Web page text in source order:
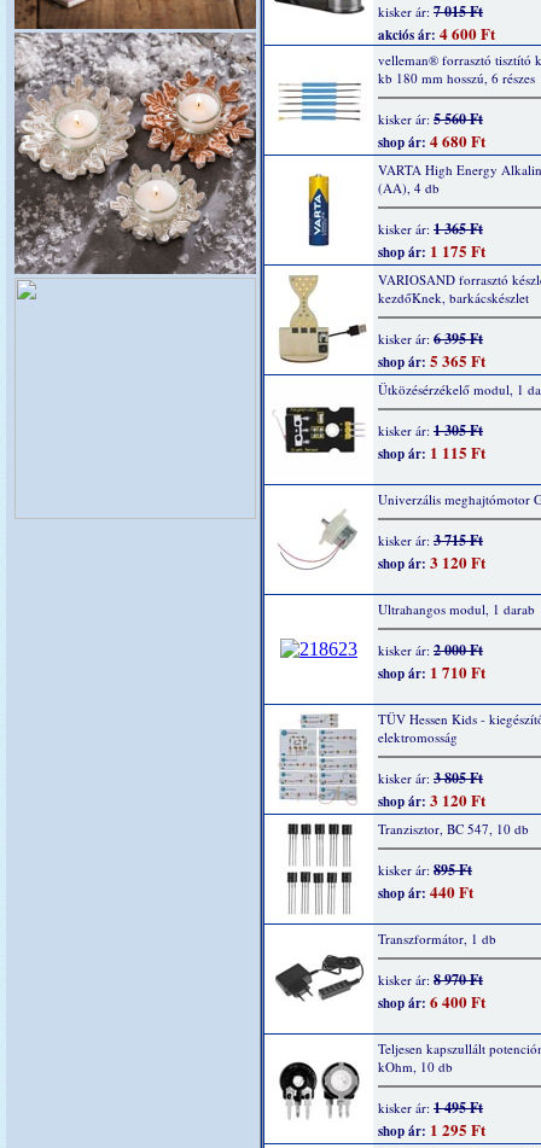
kisker ár: 7 015 Ft
akciós ár: 4 600 Ft
velleman® forrasztó tisztító
kb 180 mm hosszú, 6 részes
kisker ár: 5 560 Ft
shop ár: 4 680 Ft
VARTA High Energy
(AA), 4 db
kisker ár: 1 365 Ft
shop ár: 1 175 Ft
VARIOSAND forrasztó
kezdőKnek, barkácskészlet
kisker ár: 6 395 Ft
shop ár: 5 365 Ft
Ütközésérzékelő modul, 1
kisker ár: 1 305 Ft
shop ár: 1 115 Ft
Univerzális meghajtómotor
kisker ár: 3 715 Ft
shop ár: 3 120 Ft
Ultrahangos modul, 1 darab
kisker ár: 2 000 Ft
shop ár: 1 710 Ft
TÜV Hessen Kids -
elektromosság
kisker ár: 3 805 Ft
shop ár: 3 120 Ft
Tranzisztor, BC 547, 10 db
kisker ár: 895 Ft
shop ár: 440 Ft
Transzformátor, 1 db
kisker ár: 8 970 Ft
shop ár: 6 400 Ft
Teljesen kapszullált
kOhm, 10 db
kisker ár: 1 495 Ft
shop ár: 1 295 Ft